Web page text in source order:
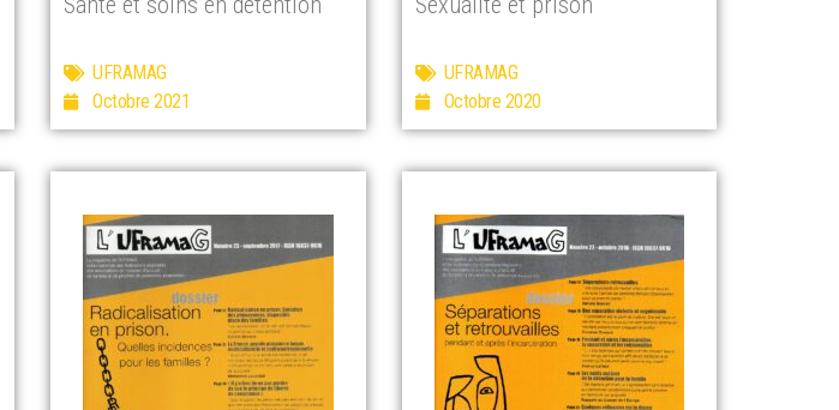
UFRAMAG
Octobre 2021
UFRAMAG
Octobre 2020